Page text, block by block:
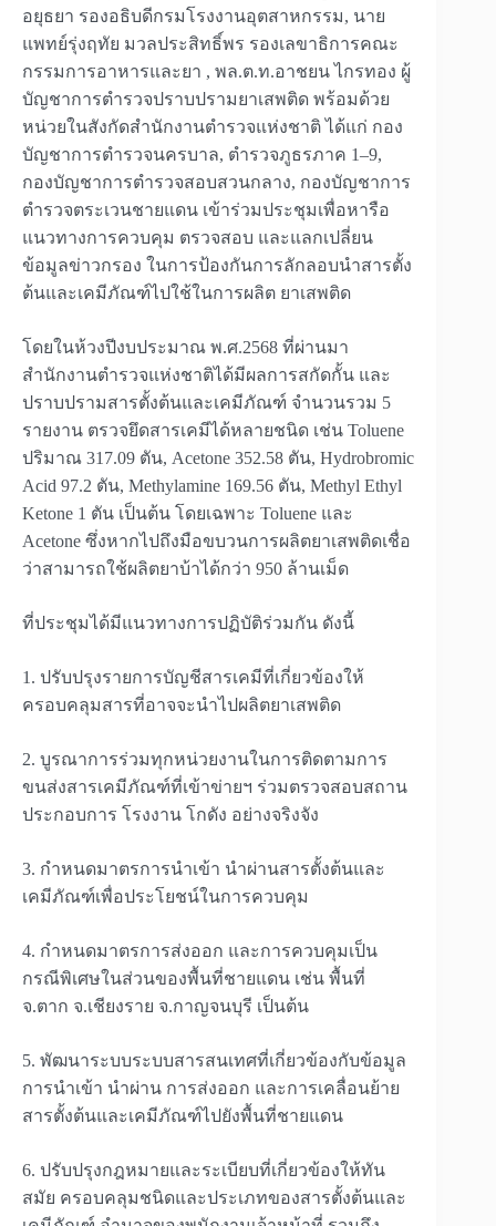
อยุธยา รองอธิบดีกรมโรงงานอุตสาหกรรม, นาย
แพทย์รุ่งฤทัย มวลประสิทธิ์พร รองเลขาธิการคณะ
กรรมการอาหารและยา , พล.ต.ท.อาชยน ไกรทอง ผู้
บัญชาการตำรวจปราบปรามยาเสพติด พร้อมด้วย
หน่วยในสังกัดสำนักงานตำรวจแห่งชาติ ได้แก่ กอง
บัญชาการตำรวจนครบาล, ตำรวจภูธรภาค 1–9,
กองบัญชาการตำรวจสอบสวนกลาง, กองบัญชาการ
ตำรวจตระเวนชายแดน เข้าร่วมประชุมเพื่อหารือ
แนวทางการควบคุม ตรวจสอบ และแลกเปลี่ยน
ข้อมูลข่าวกรอง ในการป้องกันการลักลอบนำสารตั้ง
ต้นและเคมีภัณฑ์ไปใช้ในการผลิต ยาเสพติด
โดยในห้วงปีงบประมาณ พ.ศ.2568 ที่ผ่านมา
สำนักงานตำรวจแห่งชาติได้มีผลการสกัดกั้น และ
ปราบปรามสารตั้งต้นและเคมีภัณฑ์ จำนวนรวม 5
รายงาน ตรวจยึดสารเคมีได้หลายชนิด เช่น Toluene
ปริมาณ 317.09 ตัน, Acetone 352.58 ตัน, Hydrobromic
Acid 97.2 ตัน, Methylamine 169.56 ตัน, Methyl Ethyl
Ketone 1 ตัน เป็นต้น โดยเฉพาะ Toluene และ
Acetone ซึ่งหากไปถึงมือขบวนการผลิตยาเสพติดเชื่อ
ว่าสามารถใช้ผลิตยาบ้าได้กว่า 950 ล้านเม็ด
ที่ประชุมได้มีแนวทางการปฏิบัติร่วมกัน ดังนี้
1. ปรับปรุงรายการบัญชีสารเคมีที่เกี่ยวข้องให้
ครอบคลุมสารที่อาจจะนำไปผลิตยาเสพติด
2. บูรณาการร่วมทุกหน่วยงานในการติดตามการ
ขนส่งสารเคมีภัณฑ์ที่เข้าข่ายฯ ร่วมตรวจสอบสถาน
ประกอบการ โรงงาน โกดัง อย่างจริงจัง
3. กำหนดมาตรการนำเข้า นำผ่านสารตั้งต้นและ
เคมีภัณฑ์เพื่อประโยชน์ในการควบคุม
4. กำหนดมาตรการส่งออก และการควบคุมเป็น
กรณีพิเศษในส่วนของพื้นที่ชายแดน เช่น พื้นที่
จ.ตาก จ.เชียงราย จ.กาญจนบุรี เป็นต้น
5. พัฒนาระบบระบบสารสนเทศที่เกี่ยวข้องกับข้อมูล
การนำเข้า นำผ่าน การส่งออก และการเคลื่อนย้าย
สารตั้งต้นและเคมีภัณฑ์ไปยังพื้นที่ชายแดน
6. ปรับปรุงกฎหมายและระเบียบที่เกี่ยวข้องให้ทัน
สมัย ครอบคลุมชนิดและประเภทของสารตั้งต้นและ